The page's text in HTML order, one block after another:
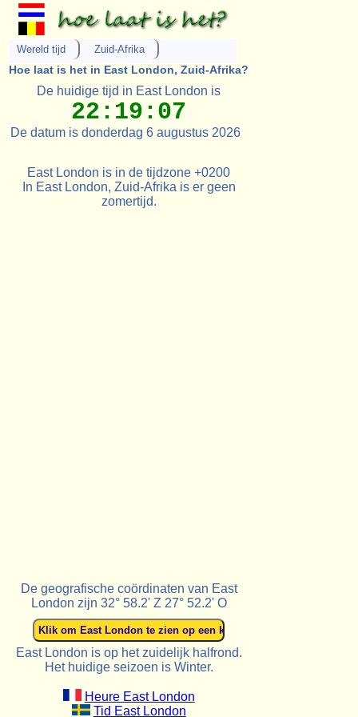
Wereld tijd Zuid-Afrika
Hoe laat is het in East London, Zuid-Afrika?
De huidige tijd in East London is
22:19:07
De datum is donderdag 6 augustus 2026
East London is in de tijdzone +0200
In East London, Zuid-Afrika is er geen
zomertijd.
De geografische coördinaten van East
London zijn 32° 58.2' Z 27° 52.2' O
East London is op het zuidelijk halfrond.
Het huidige seizoen is Winter.
Heure East London
Tid East London